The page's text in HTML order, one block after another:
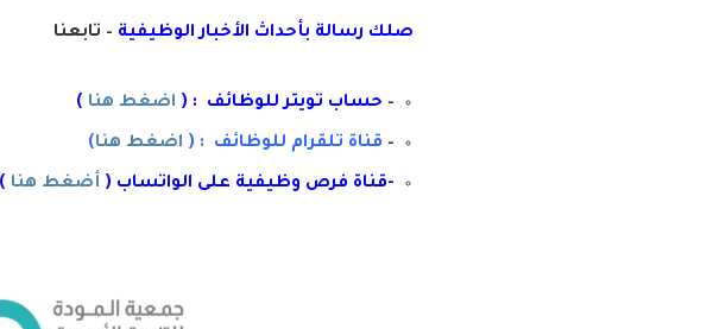
صلك رسالة بأحداث الأخبار الوظيفية – تابعنا
– حساب تويتر للوظائف : ( اضغط هنا )
– قناة تلقرام للوظائف : ( اضغط هنا)
-قناة فرص وظيفية على الواتساب ( أضغط هنا )